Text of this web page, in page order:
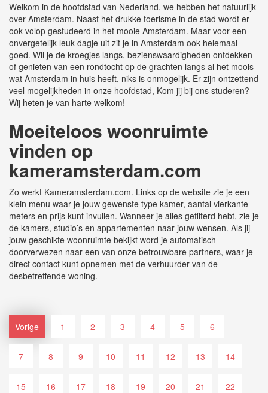
Welkom in de hoofdstad van Nederland, we hebben het natuurlijk
over Amsterdam. Naast het drukke toerisme in de stad wordt er
ook volop gestudeerd in het mooie Amsterdam. Maar voor een
onvergetelijk leuk dagje uit zit je in Amsterdam ook helemaal
goed. Wil je de kroegjes langs, bezienswaardigheden ontdekken
of genieten van een rondtocht op de grachten langs al het moois
wat Amsterdam in huis heeft, niks is onmogelijk. Er zijn ontzettend
veel mogelijkheden in onze hoofdstad, Kom jij bij ons studeren?
Wij heten je van harte welkom!
Moeiteloos woonruimte
vinden op
kameramsterdam.com
Zo werkt Kameramsterdam.com. Links op de website zie je een
klein menu waar je jouw gewenste type kamer, aantal vierkante
meters en prijs kunt invullen. Wanneer je alles gefilterd hebt, zie je
de kamers, studio’s en appartementen naar jouw wensen. Als jij
jouw geschikte woonruimte bekijkt word je automatisch
doorverwezen naar een van onze betrouwbare partners, waar je
direct contact kunt opnemen met de verhuurder van de
desbetreffende woning.
Vorige 1 2 3 4 5 6
7 8 9 10 11 12 13 14
15 16 17 18 19 20 21 22